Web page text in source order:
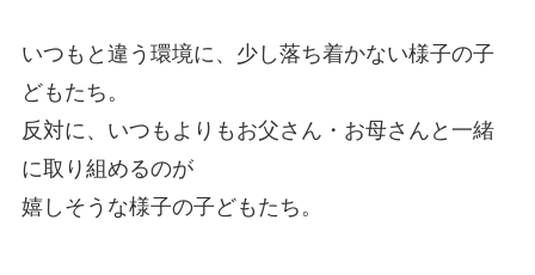
いつもと違う環境に、少し落ち着かない様子の子
どもたち。
反対に、いつもよりもお父さん・お母さんと一緒
に取り組めるのが
嬉しそうな様子の子どもたち。